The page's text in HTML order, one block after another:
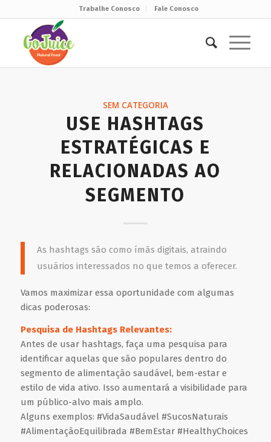
Trabalhe Conosco Fale Conosco
SEM CATEGORIA
USE HASHTAGS
ESTRATÉGICAS E
RELACIONADAS AO
SEGMENTO
As hashtags são como ímãs digitais, atraindo
usuários interessados no que temos a oferecer.
Vamos maximizar essa oportunidade com algumas
dicas poderosas:
Pesquisa de Hashtags Relevantes:
Antes de usar hashtags, faça uma pesquisa para
identificar aquelas que são populares dentro do
segmento de alimentação saudável, bem-estar e
estilo de vida ativo. Isso aumentará a visibilidade para
um público-alvo mais amplo.
Alguns exemplos: #VidaSaudável #SucosNaturais
#AlimentaçãoEquilibrada #BemEstar #HealthyChoices